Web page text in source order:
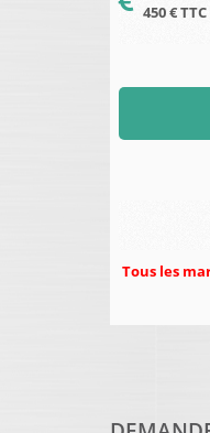
450€ TTC
Tous les